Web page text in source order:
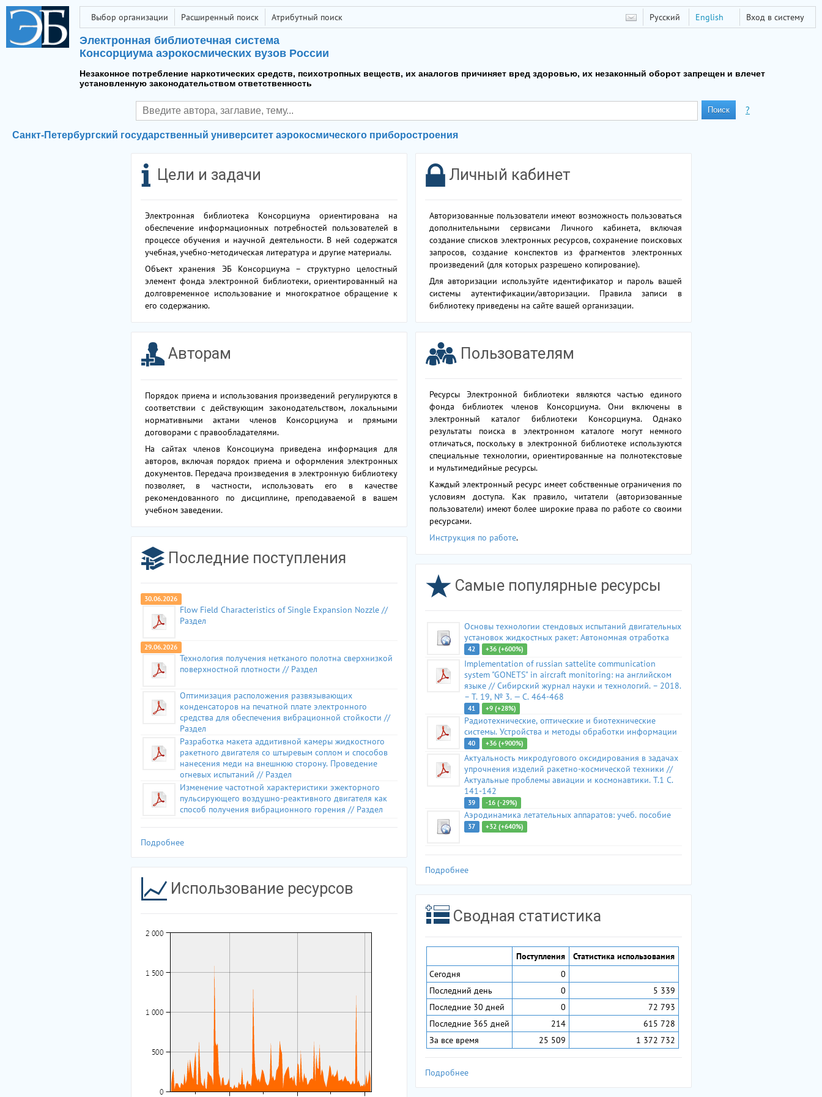
Выбор организации Расширенный поиск Атрибутный поиск Вход в систему
Русский English
Электронная библиотечная система
Консорциума аэрокосмических вузов России
Незаконное потребление наркотических средств, психотропных веществ, их аналогов причиняет вред здоровью, их незаконный оборот запрещен и влечет
установленную законодательством ответственность
?
Санкт-Петербургский государственный университет аэрокосмического приборостроения
Цели и задачи
Электронная библиотека Консорциума ориентирована на
обеспечение информационных потребностей пользователей в
процессе обучения и научной деятельности. В ней содержатся
учебная, учебно-методическая литература и другие материалы.
Объект хранения ЭБ Консорциума – структурно целостный
элемент фонда электронной библиотеки, ориентированный на
долговременное использование и многократное обращение к
его содержанию.
Личный кабинет
Авторизованные пользователи имеют возможность пользоваться
дополнительными сервисами Личного кабинета, включая
создание списков электронных ресурсов, сохранение поисковых
запросов, создание конспектов из фрагментов электронных
произведений (для которых разрешено копирование).
Для авторизации используйте идентификатор и пароль вашей
системы аутентификации/авторизации. Правила записи в
библиотеку приведены на сайте вашей организации.
Авторам
Порядок приема и использования произведений регулируются в
соответствии с действующим законодательством, локальными
нормативными актами членов Консорциума и прямыми
договорами с правообладателями.
На сайтах членов Консоциума приведена информация для
авторов, включая порядок приема и оформления электронных
документов. Передача произведения в электронную библиотеку
позволяет, в частности, использовать его в качестве
рекомендованного по дисциплине, преподаваемой в вашем
учебном заведении.
Пользователям
Ресурсы Электронной библиотеки являются частью единого
фонда библиотек членов Консорциума. Они включены в
электронный каталог библиотеки Консорциума. Однако
результаты поиска в электронном каталоге могут немного
отличаться, поскольку в электронной библиотеке используются
специальные технологии, ориентированные на полнотекстовые
и мультимедийные ресурсы.
Каждый электронный ресурс имеет собственные ограничения по
условиям доступа. Как правило, читатели (авторизованные
пользователи) имеют более широкие права по работе со своими
ресурсами.
Инструкция по работе.
Последние поступления
30.06.2026
Flow Field Characteristics of Single Expansion Nozzle //
Раздел
29.06.2026
Технология получения нетканого полотна сверхнизкой
поверхностной плотности // Раздел
Оптимизация расположения развязывающих
конденсаторов на печатной плате электронного
средства для обеспечения вибрационной стойкости //
Раздел
Разработка макета аддитивной камеры жидкостного
ракетного двигателя со штыревым соплом и способов
нанесения меди на внешнюю сторону. Проведение
огневых испытаний // Раздел
Изменение частотной характеристики эжекторного
пульсирующего воздушно-реактивного двигателя как
способ получения вибрационного горения // Раздел
Подробнее
Самые популярные ресурсы
Основы технологии стендовых испытаний двигательных
установок жидкостных ракет: Автономная отработка
42 +36 (+600%)
Implementation of russian sattelite communication
system "GONETS" in aircraft monitoring: на английском
языке // Сибирский журнал науки и технологий. – 2018.
– Т. 19, № 3. — C. 464-468
41 +9 (+28%)
Радиотехнические, оптические и биотехнические
системы. Устройства и методы обработки информации
40 +36 (+900%)
Актуальность микродугового оксидирования в задачах
упрочнения изделий ракетно-космической техники //
Актуальные проблемы авиации и космонавтики. Т.1 C.
141-142
39 -16 (-29%)
Аэродинамика летательных аппаратов: учеб. пособие
37 +32 (+640%)
Подробнее
Использование ресурсов
Сводная статистика
Поступления
Статистика использования
Сегодня
0
Последний день
0
5 339
Последние 30 дней
0
72 793
Последние 365 дней
214
615 728
За все время
25 509 1 372 732
Подробнее